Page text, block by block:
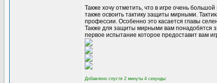
Также хочу отметить, что в игре очень
также освоить тактику защиты мирными.
профессии. Особенно это касается главы
Также для защиты мирными вам понадобятся
первое испытание которое предоставит вам
Добавлено спустя 2 минуты 4 секунды: